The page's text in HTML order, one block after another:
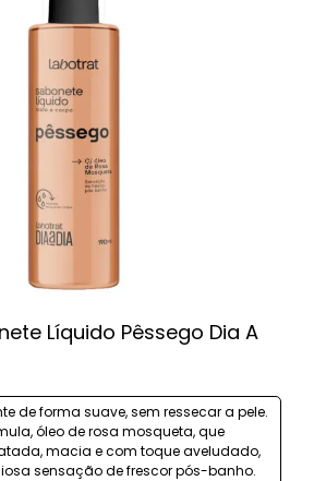
Líquido Pêssego Dia A
de forma suave, sem ressecar a pele.
óleo de rosa mosqueta, que
macia e com toque aveludado,
sensação de frescor pós-banho.